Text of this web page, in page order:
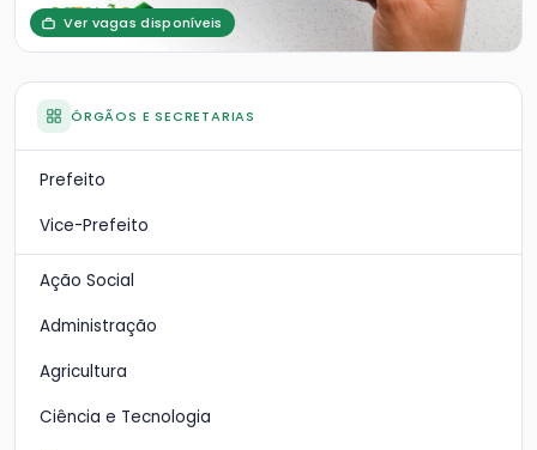
Ver vagas disponíveis
ÓRGÃOS E SECRETARIAS
Prefeito
Vice-Prefeito
Ação Social
Administração
Agricultura
Ciência e Tecnologia